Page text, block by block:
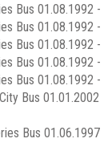
Bus 01.08.1992 -
Bus 01.08.1992 -
Bus 01.08.1992 -
Bus 01.08.1992 -
Bus 01.08.1992 -
Bus 01.01.2002
Bus 01.06.1997